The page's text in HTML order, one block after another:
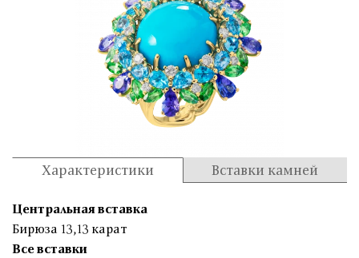
Характеристики Вставки камней
Центральная вставка
Бирюза 13,13 карат
Все вставки